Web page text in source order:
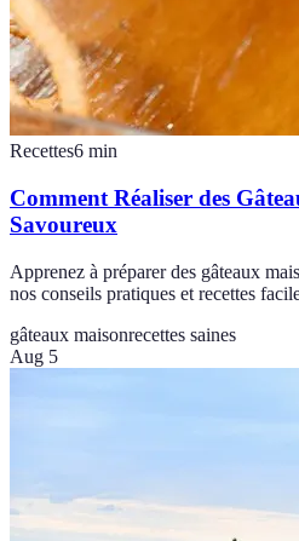
Recettes6 min
Comment Réaliser des
Savoureux
Apprenez à préparer des gâteaux
nos conseils pratiques et recettes
gâteaux maisonrecettes saines
Aug 5